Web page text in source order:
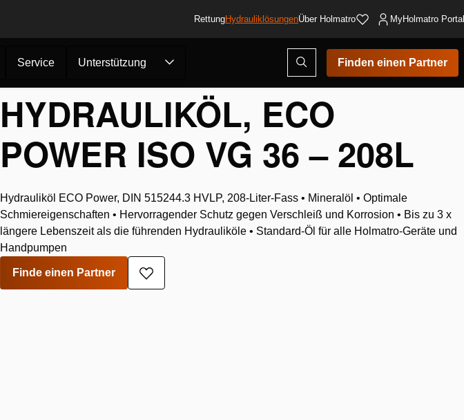
RettungHydrauliklösungenÜber Holmatro MyHolmatro
Service Unterstützung
Suchmodus
öffnen
Finden einen Partner
HYDRAULIKÖL, ECO
POWER ISO VG 36 – 208L
Hydrauliköl ECO Power, DIN 515244.3 HVLP, 208-Liter-Fass • Mineralöl • Optimale
Schmiereigenschaften • Hervorragender Schutz gegen Verschleiß und Korrosion • Bis zu 3 x
längere Lebenszeit als die führenden Hydrauliköle • Standard-Öl für alle Holmatro-Geräte und
Handpumpen
Finde einen Partner
Zur
Wunschliste